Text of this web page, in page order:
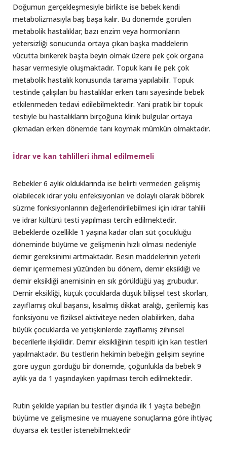
Doğumun gerçekleşmesiyle birlikte ise bebek kendi
metabolizmasıyla baş başa kalır. Bu dönemde görülen
metabolik hastalıklar; bazı enzim veya hormonların
yetersizliği sonucunda ortaya çıkan başka maddelerin
vücutta birikerek başta beyin olmak üzere pek çok organa
hasar vermesiyle oluşmaktadır. Topuk kanı ile pek çok
metabolik hastalık konusunda tarama yapılabilir. Topuk
testinde çalışılan bu hastalıklar erken tanı sayesinde bebek
etkilenmeden tedavi edilebilmektedir. Yani pratik bir topuk
testiyle bu hastalıkların birçoğuna klinik bulgular ortaya
çıkmadan erken dönemde tanı koymak mümkün olmaktadır.
İdrar ve kan tahlilleri ihmal edilmemeli
Bebekler 6 aylık olduklarında ise belirti vermeden gelişmiş
olabilecek idrar yolu enfeksiyonları ve dolaylı olarak böbrek
süzme fonksiyonlarının değerlendirilebilmesi için idrar tahlili
ve idrar kültürü testi yapılması tercih edilmektedir.
Bebeklerde özellikle 1 yaşına kadar olan süt çocukluğu
döneminde büyüme ve gelişmenin hızlı olması nedeniyle
demir gereksinimi artmaktadır. Besin maddelerinin yeterli
demir içermemesi yüzünden bu dönem, demir eksikliği ve
demir eksikliği anemisinin en sık görüldüğü yaş grubudur.
Demir eksikliği, küçük çocuklarda düşük bilişsel test skorları,
zayıflamış okul başarısı, kısalmış dikkat aralığı, gerilemiş kas
fonksiyonu ve fiziksel aktiviteye neden olabilirken, daha
büyük çocuklarda ve yetişkinlerde zayıflamış zihinsel
becerilerle ilişkilidir. Demir eksikliğinin tespiti için kan testleri
yapılmaktadır. Bu testlerin hekimin bebeğin gelişim seyrine
göre uygun gördüğü bir dönemde, çoğunlukla da bebek 9
aylık ya da 1 yaşındayken yapılması tercih edilmektedir.
Rutin şekilde yapılan bu testler dışında ilk 1 yaşta bebeğin
büyüme ve gelişmesine ve muayene sonuçlarına göre ihtiyaç
duyarsa ek testler istenebilmektedir